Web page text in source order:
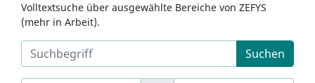
Volltextsuche über ausgewählte Bereiche von ZEFYS
(mehr in Arbeit).
Suchen